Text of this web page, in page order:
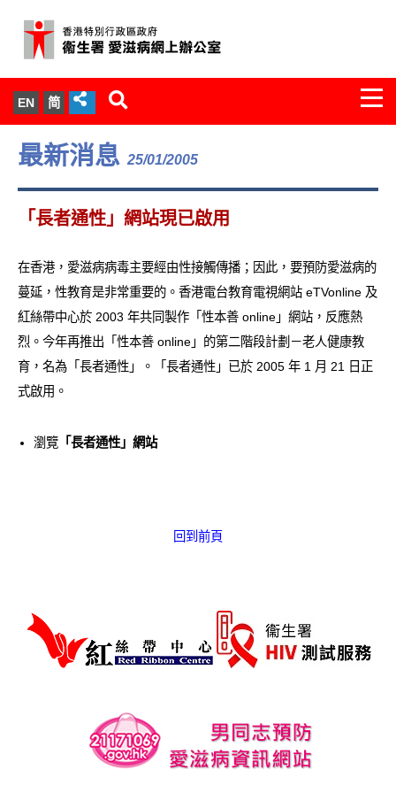
EN 简
關於我們
服務範圍
新聞發佈
愛滋病病毒感染與醫護人員專家組
最新消息 25/01/2005
「長者通性」網站現已啟用
在香港，愛滋病病毒主要經由性接觸傳播；因此，要預防愛滋病的
蔓延，性教育是非常重要的。香港電台教育電視網站 eTVonline 及
紅絲帶中心於 2003 年共同製作「性本善 online」網站，反應熱
烈。今年再推出「性本善 online」的第二階段計劃－老人健康教
育，名為「長者通性」。「長者通性」已於 2005 年 1 月 21 日正
式啟用。
瀏覽 「長者通性」網站
回到前頁